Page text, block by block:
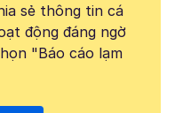
sẻ thông tin cá
động đáng ngờ
"Báo cáo lạm